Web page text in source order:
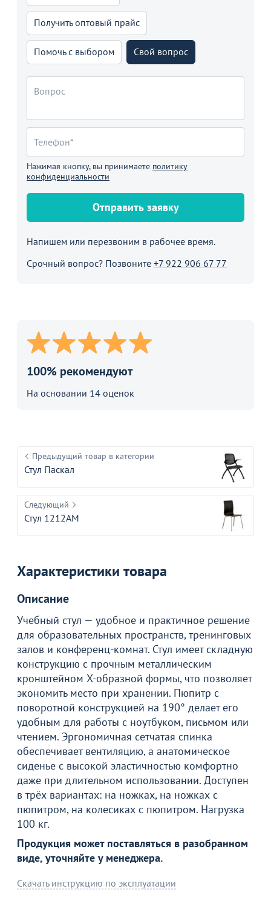
Получить оптовый прайс
Помочь с выбором Свой вопрос
Нажимая кнопку, вы принимаете политику
конфиденциальности
Отправить заявку
Напишем или перезвоним в рабочее время.
Срочный вопрос? Позвоните +7 922 906 67 77
100% рекомендуют
На основании 14 оценок
Предыдущий товар в категории
Стул Паскал
Следующий
Стул 1212АМ
Характеристики товара
Описание
Учебный стул — удобное и практичное решение
для образовательных пространств, тренинговых
залов и конференц-комнат. Стул имеет складную
конструкцию с прочным металлическим
кронштейном Х-образной формы, что позволяет
экономить место при хранении. Пюпитр с
поворотной конструкцией на 190° делает его
удобным для работы с ноутбуком, письмом или
чтением. Эргономичная сетчатая спинка
обеспечивает вентиляцию, а анатомическое
сиденье с высокой эластичностью комфортно
даже при длительном использовании. Доступен
в трёх вариантах: на ножках, на ножках с
пюпитром, на колесиках с пюпитром. Нагрузка
100 кг.
Продукция может поставляться в разобранном
виде, уточняйте у менеджера.
Скачать инструкцию по эксплуатации
Товар в корзине
8 490 ₽
Продолжить покупки